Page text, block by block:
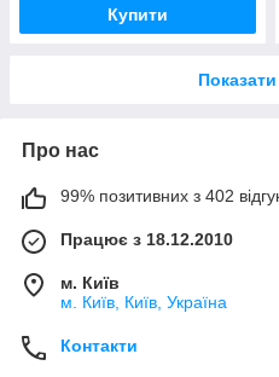
Купити
Про нас
99% позитивних з 402
Працює з 18.12.2010
м. Київ
м. Київ, Київ, Україна
Контакти